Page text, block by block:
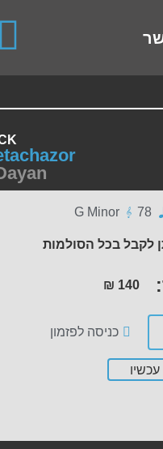
and enter to go
78
G Minor
לקבל בכל הסולמות
₪ 140
כניסה לפזמון